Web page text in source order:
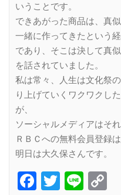
いうことです。
できあがった商品は、真
一緒に作ってきたという
であり、そこは決して真
を話されていました。
私は常々、人生は文化祭
り上げていくワクワクし
が、
ソーシャルメディアはそ
ＲＢＣへの無料会員登録は
明日は大久保さんです。
Facebook
Twitter
Line